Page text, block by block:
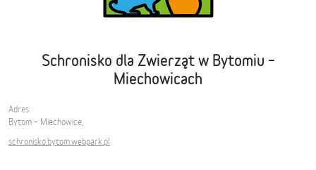
Schronisko dla Zwierząt w Bytomiu –
Miechowicach
Adres:
Bytom – Miechowice,
schronisko.bytom.webpark.pl